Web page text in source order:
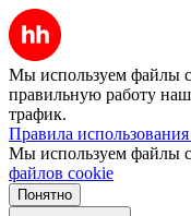
Мы используем файлы
правильную работу
трафик.
Правила
Мы используем файлы
файлов cookie
Понятно